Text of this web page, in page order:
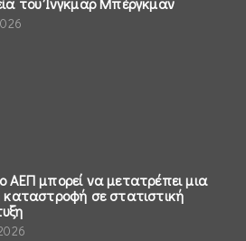
ΑΕΠ μπορεί να μετατρέπει μια
καταστροφή σε στατιστική